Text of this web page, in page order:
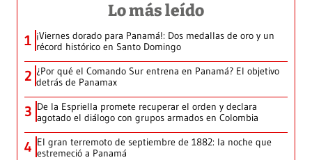
Lo más leído
1 ¡Viernes dorado para Panamá!: Dos medallas de oro y un
récord histórico en Santo Domingo
2 ¿Por qué el Comando Sur entrena en Panamá? El objetivo
detrás de Panamax
3 De la Espriella promete recuperar el orden y declara
agotado el diálogo con grupos armados en Colombia
4 El gran terremoto de septiembre de 1882: la noche que
estremeció a Panamá